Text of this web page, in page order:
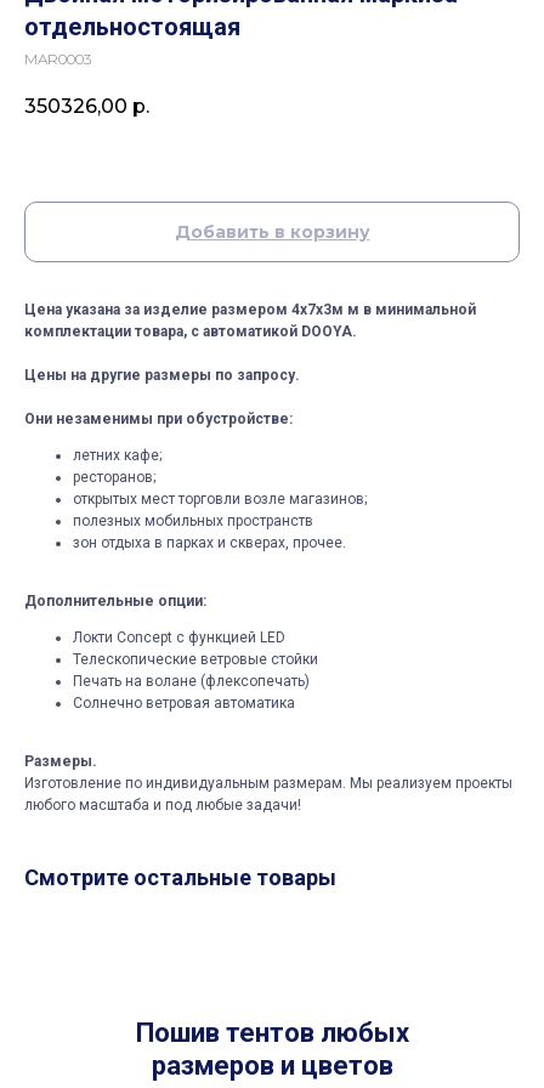
отдельностоящая
MAR0003
350326,00 р.
Добавить в корзину
Цена указана за изделие размером 4х7х3м м в минимальной
комплектации товара, с автоматикой DOOYA.
Цены на другие размеры по запросу.
Они незаменимы при обустройстве:
летних кафе;
ресторанов;
открытых мест торговли возле магазинов;
полезных мобильных пространств
зон отдыха в парках и скверах, прочее.
Дополнительные опции:
Локти Concept с функцией LED
Телескопические ветровые стойки
Печать на волане (флексопечать)
Солнечно ветровая автоматика
Размеры.
Изготовление по индивидуальным размерам. Мы реализуем проекты
любого масштаба и под любые задачи!
Смотрите остальные товары
Пошив тентов любых
размеров и цветов